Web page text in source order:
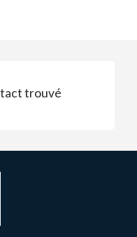
trouvé